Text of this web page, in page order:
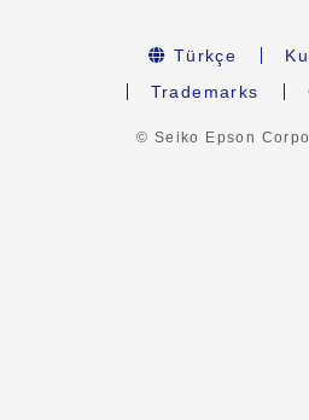
Türkçe
Trademarks
© Seiko Epson